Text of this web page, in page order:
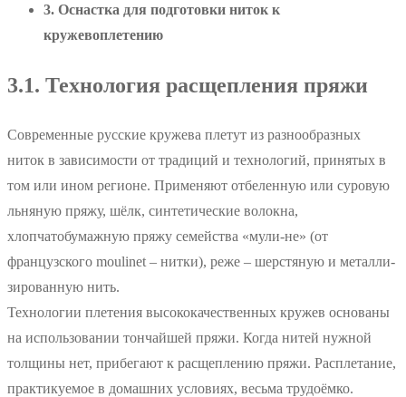
3. Оснастка для подготовки ниток к
кружевоплетению
3.1. Технология расщепления пряжи
Современные русские кружева плетут из разнообразных
ниток в зависимости от традиций и технологий, принятых в
том или ином регионе. Применяют отбеленную или суровую
льняную пряжу, шёлк, синтетические волокна,
хлопчатобумажную пряжу семейства «мули-не» (от
французского moulinet – нитки), реже – шерстяную и металли-
зированную нить.
Технологии плетения высококачественных кружев основаны
на использовании тончайшей пряжи. Когда нитей нужной
толщины нет, прибегают к расщеплению пряжи. Расплетание,
практикуемое в домашних условиях, весьма трудоёмко.